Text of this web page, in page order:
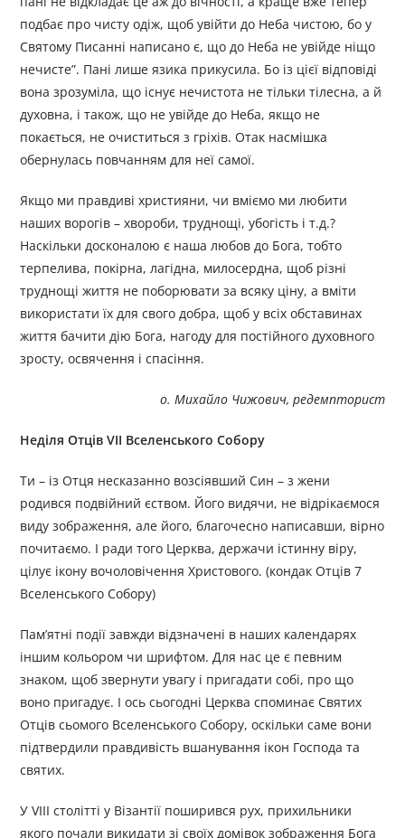
подбає про чисту одіж, щоб увійти до Неба чистою, бо у
Святому Писанні написано є, що до Неба не увійде ніщо
нечисте”. Пані лише язика прикусила. Бо із цієї відповіді
вона зрозуміла, що існує нечистота не тільки тілесна, а й
духовна, і також, що не увійде до Неба, якщо не
покається, не очиститься з гріхів. Отак насмішка
обернулась повчанням для неї самої.
Якщо ми правдиві християни, чи вміємо ми любити
наших ворогів – хвороби, труднощі, убогість і т.д.?
Наскільки досконалою є наша любов до Бога, тобто
терпелива, покірна, лагідна, милосердна, щоб різні
труднощі життя не поборювати за всяку ціну, а вміти
використати їх для свого добра, щоб у всіх обставинах
життя бачити дію Бога, нагоду для постійного духовного
зросту, освячення і спасіння.
о. Михайло Чижович, редемпторист
Неділя Отців VII Вселенського Собору
Ти – із Отця несказанно возсіявший Син – з жени
родився подвійний єством. Його видячи, не відрікаємося
виду зображення, але його, благочесно написавши, вірно
почитаємо. І ради того Церква, держачи істинну віру,
цілує ікону вочоловічення Христового. (кондак Отців 7
Вселенського Собору)
Пам’ятні події завжди відзначені в наших календарях
іншим кольором чи шрифтом. Для нас це є певним
знаком, щоб звернути увагу і пригадати собі, про що
воно пригадує. І ось сьогодні Церква споминає Святих
Отців сьомого Вселенського Собору, оскільки саме вони
підтвердили правдивість вшанування ікон Господа та
святих.
У VIII столітті у Візантії поширився рух, прихильники
якого почали викидати зі своїх домівок зображення Бога